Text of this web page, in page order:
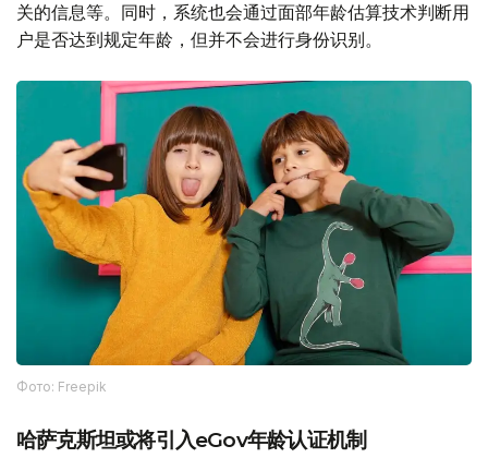
关的信息等。同时，系统也会通过面部年龄估算技术判断用
户是否达到规定年龄，但并不会进行身份识别。
Фото: Freepik
哈萨克斯坦或将引入eGov年龄认证机制